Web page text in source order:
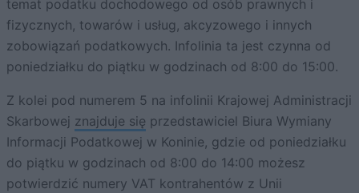
temat podatku dochodowego od osób prawnych i
fizycznych, towarów i usług, akcyzowego i innych
zobowiązań podatkowych. Infolinia ta jest czynna od
poniedziałku do piątku w godzinach od 8:00 do 15:00.
Z kolei pod numerem 5 na infolinii Krajowej Administracji
Skarbowej znajduje się przedstawiciel Biura Wymiany
Informacji Podatkowej w Koninie, gdzie od poniedziałku
do piątku w godzinach od 8:00 do 14:00 możesz
potwierdzić numery VAT kontrahentów z Unii